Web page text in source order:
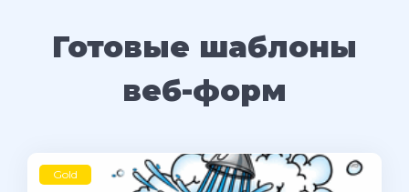
Готовые шаблоны
веб-форм
Gold